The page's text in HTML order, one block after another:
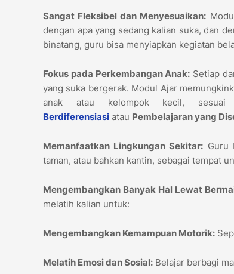
Sangat Fleksibel dan Menyesuaikan:
dengan apa yang sedang kalian suka, dan
binatang, guru bisa menyiapkan kegiatan
Fokus pada Perkembangan Anak: Setiap
yang suka bergerak. Modul Ajar
anak atau kelompok kecil,
Berdiferensiasi atau Pembelajaran yang
Memanfaatkan Lingkungan Sekitar: Guru
taman, atau bahkan kantin, sebagai tempat
Mengembangkan Banyak Hal Lewat
melatih kalian untuk:
Mengembangkan Kemampuan Motorik:
Melatih Emosi dan Sosial: Belajar berbagi